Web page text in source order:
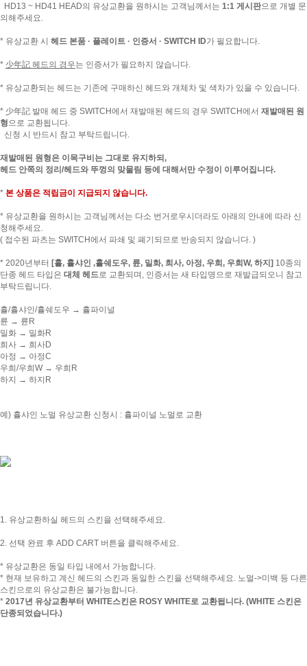
HD13 ~ HD41 HEAD의 유상교환을 원하시는 고객님께서는 1:1 게시판으로 개별 문
의해주세요.
* 유상교환 시 헤드 본품 · 플레이트 · 인증서 · SWITCH ID가 필요합니다.
* 少年記 헤드의 경우는 인증서가 필요하지 않습니다.
* 유상교환되는 헤드는 기존에 구매하신 헤드와 개체차 및 색차가 있을 수 있습니다.
* 少年記 발매 헤드 중 SWITCH에서 재발매된 헤드의 경우 SWITCH에서 재발매된 원
형 으로 교환됩니다.
신청 시 반드시 참고 부탁드립니다.
재발매된 원형은 이목구비는 그대로 유지하되,
헤드 안쪽의 정리/헤드와 뚜껑의 맞물림 등에 대해서만 수정이 이루어집니다.
* 본 상품은 적립금이 지급되지 않습니다.
* 유상교환을 원하시는 고객님께서는 다소 번거로우시더라도 아래의 안내에 따라 신
청해주세요.
( 접수된 파츠는 SWITCH에서 파쇄 및 폐기되므로 반송되지 않습니다. )
* 2020년부터 [휼, 휼샤인 ,휼쉐도우, 륜, 밀화, 희사, 아정, 우희, 우희W, 하지] 10종의
단종 헤드 타입은 대체 헤드 로 교환되며, 인증서는 새 타입명으로 재발급되오니 참고
부탁드립니다.
휼/휼샤인/휼쉐도우 → 휼파이널
륜 → 륜R
밀화 → 밀화R
희사 → 희사D
아정 → 아정C
우희/우희W → 우희R
하지 → 하지R
예) 휼샤인 노멀 유상교환 신청시 : 휼파이널 노멀로 교환
1. 유상교환하실 헤드의 스킨을 선택해주세요.
2. 선택 완료 후 ADD CART 버튼을 클릭해주세요.
* 유상교환은 동일 타입 내에서 가능합니다.
* 현재 보유하고 계신 헤드의 스킨과 동일한 스킨을 선택해주세요. 노멀->미백 등 다른
스킨으로의 유상교환은 불가능합니다.
* 2017년 유상교환부터 WHITE스킨은 ROSY WHITE로 교환됩니다. (WHITE 스킨은
단종되었습니다.)